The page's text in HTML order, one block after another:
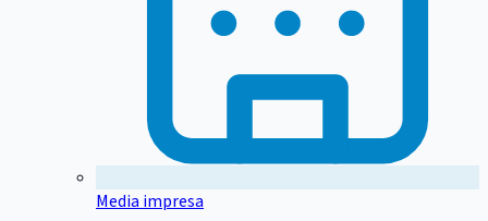
Media impresa